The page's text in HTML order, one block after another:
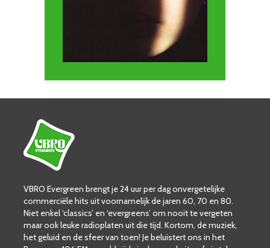
VBRO Evergreen brengt je 24 uur per dag onvergetelijke
commerciële hits uit voornamelijk de jaren 60, 70 en 80.
Niet enkel ‘classics’ en ‘evergreens’ om nooit te vergeten
maar ook leuke radioplaten uit die tijd. Kortom, de muziek,
het geluid en de sfeer van toen! Je beluistert ons in het